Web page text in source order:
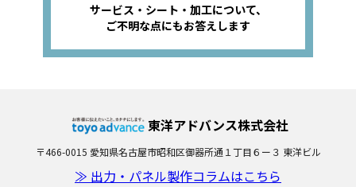
サービス・シート・加工について、
ご不明な点にもお答えします
東洋アドバンス株式会社
〒466-0015 愛知県名古屋市昭和区御器所通１丁目６ー３ 東洋ビル
≫ 出力・パネル製作コラムはこちら